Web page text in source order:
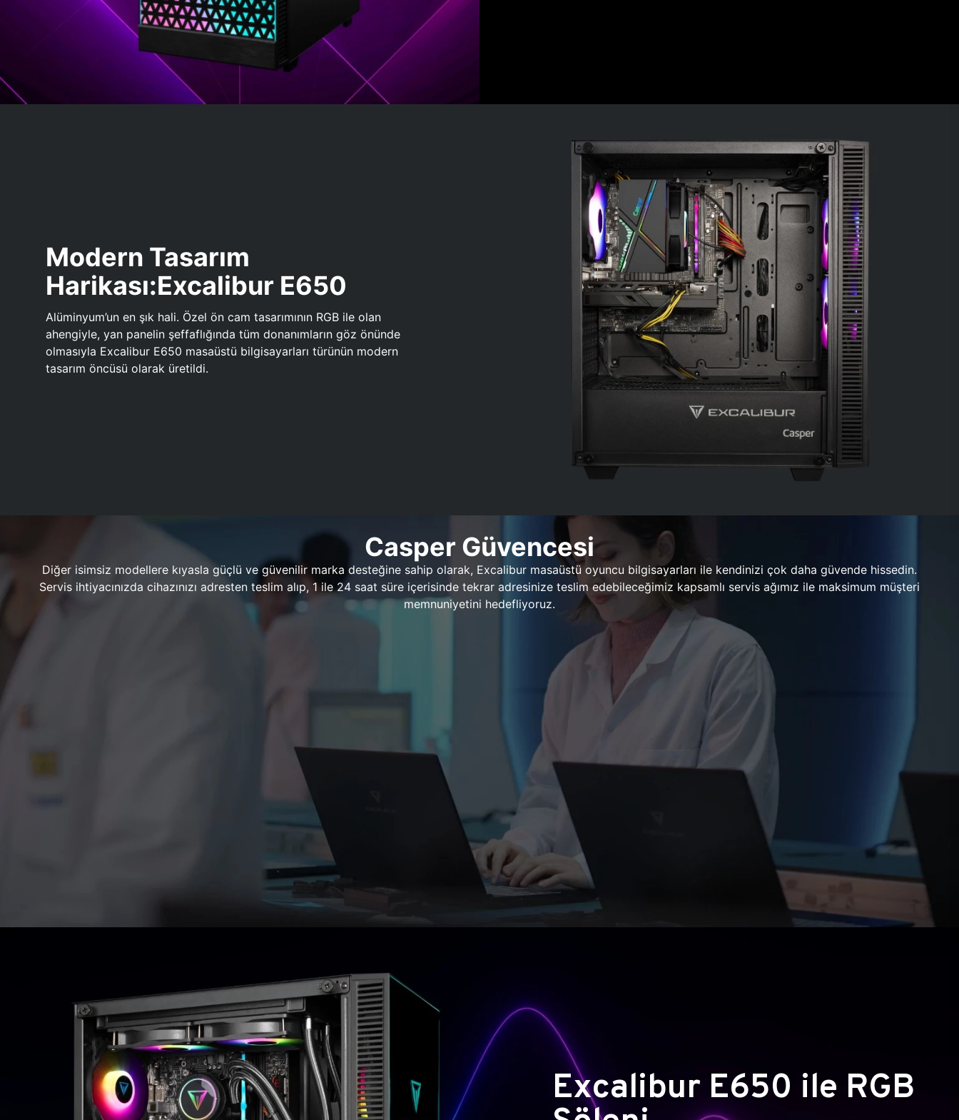
Modern Tasarım
Harikası:Excalibur E650
Alüminyum’un en şık hali. Özel ön cam tasarımının RGB ile olan
ahengiyle, yan panelin şeffaflığında tüm donanımların göz önünde
olmasıyla Excalibur E650 masaüstü bilgisayarları türünün modern
tasarım öncüsü olarak üretildi.
Casper Güvencesi
Diğer isimsiz modellere kıyasla güçlü ve güvenilir marka desteğine sahip olarak, Excalibur masaüstü oyuncu bilgisayarları ile kendinizi çok daha güvende hissedin.
Servis ihtiyacınızda cihazınızı adresten teslim alıp, 1 ile 24 saat süre içerisinde tekrar adresinize teslim edebileceğimiz kapsamlı servis ağımız ile maksimum müşteri
memnuniyetini hedefliyoruz.
Excalibur E650 ile RGB